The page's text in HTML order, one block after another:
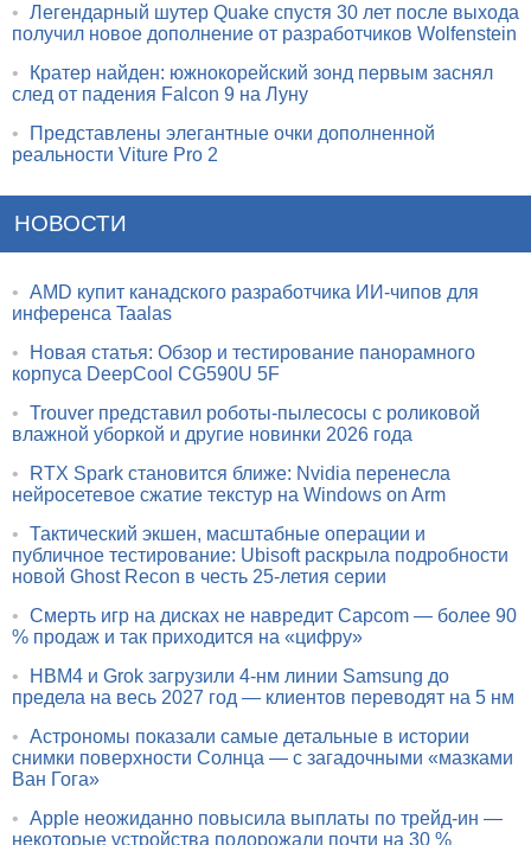
• Легендарный шутер Quake спустя 30 лет после выхода
получил новое дополнение от разработчиков Wolfenstein
•
Кратер найден: южнокорейский зонд первым заснял
след от падения Falcon 9 на Луну
•
Представлены элегантные очки дополненной
реальности Viture Pro 2
НОВОСТИ
• AMD купит канадского разработчика ИИ-чипов для
инференса Taalas
•
Новая статья: Обзор и тестирование панорамного
корпуса DeepCool CG590U 5F
• Trouver представил роботы-пылесосы с роликовой
влажной уборкой и другие новинки 2026 года
•
RTX Spark становится ближе: Nvidia перенесла
нейросетевое сжатие текстур на Windows on Arm
• Тактический экшен, масштабные операции и
публичное тестирование: Ubisoft раскрыла подробности
новой Ghost Recon в честь 25-летия серии
• Смерть игр на дисках не навредит Capcom — более 90
% продаж и так приходится на «цифру»
•
HBM4 и Grok загрузили 4-нм линии Samsung до
предела на весь 2027 год — клиентов переводят на 5 нм
• Астрономы показали самые детальные в истории
снимки поверхности Солнца — с загадочными «мазками
Ван Гога»
• Apple неожиданно повысила выплаты по трейд-ин —
некоторые устройства подорожали почти на 30 %